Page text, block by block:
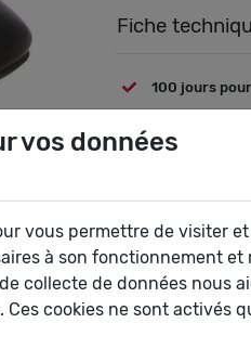
Fiche
100 jours
vos données
vous permettre de visiter
à son fonctionnement
collecte de données nous
cookies ne sont activés